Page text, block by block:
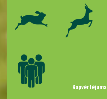
Kopvērtējums